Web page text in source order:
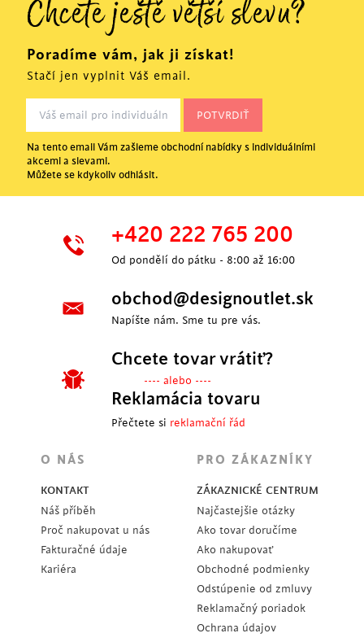
Chcete ještě větší slevu?
Poradíme vám, jak ji získat!
Stačí jen vyplnit Váš email.
Na tento email Vám zašleme obchodní nabídky s individuálními
akcemi a slevami.
Můžete se kdykoliv odhlásit.
+420 222 765 200
Od pondělí do pátku - 8:00 až 16:00
obchod@designoutlet.sk
Napíšte nám. Sme tu pre vás.
Chcete tovar vrátiť?
---- alebo ----
Reklamácia tovaru
Přečtete si reklamační řád
O NÁS
KONTAKT
Náš příběh
Proč nakupovat u nás
Fakturačné údaje
Kariéra
PRO ZÁKAZNÍKY
ZÁKAZNICKÉ CENTRUM
Najčastejšie otázky
Ako tovar doručíme
Ako nakupovať
Obchodné podmienky
Odstúpenie od zmluvy
Reklamačný poriadok
Ochrana údajov